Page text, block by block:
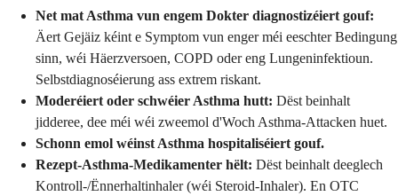
Net mat Asthma vun engem Dokter diagnostizéiert gouf:
Äert Gejäiz kéint e Symptom vun enger méi eeschter Bedingung
sinn, wéi Häerzversoen, COPD oder eng Lungeninfektioun.
Selbstdiagnoséierung ass extrem riskant.
Moderéiert oder schwéier Asthma hutt: Dëst beinhalt
jidderee, dee méi wéi zweemol d'Woch Asthma-Attacken huet.
Schonn emol wéinst Asthma hospitaliséiert gouf.
Rezept-Asthma-Medikamenter hëlt: Dëst beinhalt deeglech
Kontroll-/Ënnerhaltinhaler (wéi Steroid-Inhaler). En OTC